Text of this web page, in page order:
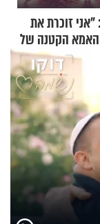
"אני זוכרת את
האמא הקטנה של